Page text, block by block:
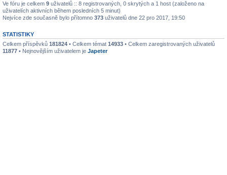
Ve fóru je celkem 9 uživatelů :: 8 registrovaných, 0 skrytých a 1 host (založeno na
uživatelích aktivních během posledních 5 minut)
Nejvíce zde současně bylo přítomno 373 uživatelů dne 22 pro 2017, 19:50
STATISTIKY
Celkem příspěvků 181824 • Celkem témat 14933 • Celkem zaregistrovaných uživatelů
11877 • Nejnovějším uživatelem je Japeter